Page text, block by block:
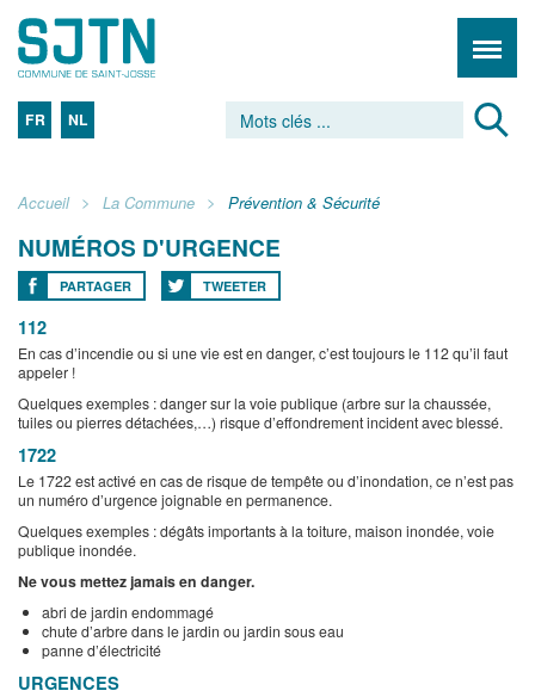
FR NL
Accueil La Commune Prévention & Sécurité
NUMÉROS D'URGENCE
PARTAGER TWEETER
112
En cas d’incendie ou si une vie est en danger, c’est toujours le 112 qu’il faut
appeler !
Quelques exemples : danger sur la voie publique (arbre sur la chaussée,
tuiles ou pierres détachées,…) risque d’effondrement incident avec blessé.
1722
Le 1722 est activé en cas de risque de tempête ou d’inondation, ce n’est pas
un numéro d’urgence joignable en permanence.
Quelques exemples : dégâts importants à la toiture, maison inondée, voie
publique inondée.
Ne vous mettez jamais en danger.
abri de jardin endommagé
chute d’arbre dans le jardin ou jardin sous eau
panne d’électricité
URGENCES